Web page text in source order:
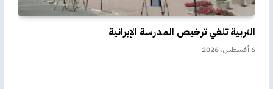
التربية تلغي ترخيص المدرسة الإيرانية
6 أغسطس، 2026